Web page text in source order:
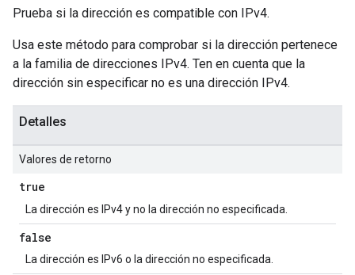
Prueba si la dirección es compatible con IPv4.
Usa este método para comprobar si la dirección pertenece
a la familia de direcciones IPv4. Ten en cuenta que la
dirección sin especificar no es una dirección IPv4.
Detalles
Valores de retorno
true
La dirección es IPv4 y no la dirección no especificada.
false
La dirección es IPv6 o la dirección no especificada.